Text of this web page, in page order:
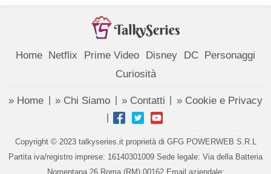
Home Netflix Prime Video Disney DC
Personaggi
Curiosità
» Home » Chi Siamo » Contatti » Cookie e Privacy
Copyright © 2023 talkyseries.it proprietà di GFG POWERWEB S.R.L
Partita iva/registro imprese: 16140301009 Sede legale: Via della Batteria
Nomentana 26 Roma (RM) 00162 Email aziendale: